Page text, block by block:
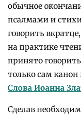
обычное
псалмами и
говорить
на практике
принято
только сам канон
Слова Иоанна
Сделав